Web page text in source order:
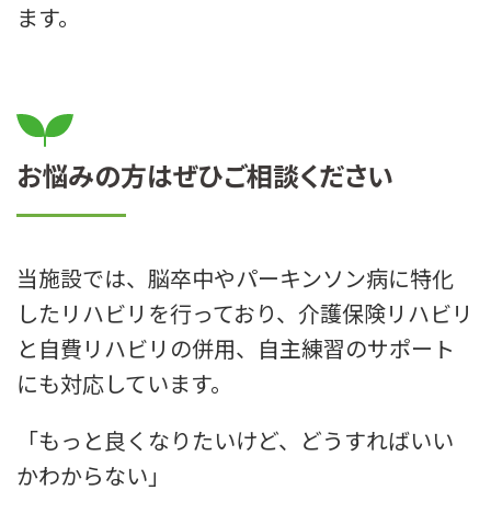
ます。
お悩みの方はぜひご相談ください
当施設では、脳卒中やパーキンソン病に特化
したリハビリを行っており、介護保険リハビリ
と自費リハビリの併用、自主練習のサポート
にも対応しています。
「もっと良くなりたいけど、どうすればいい
かわからない」